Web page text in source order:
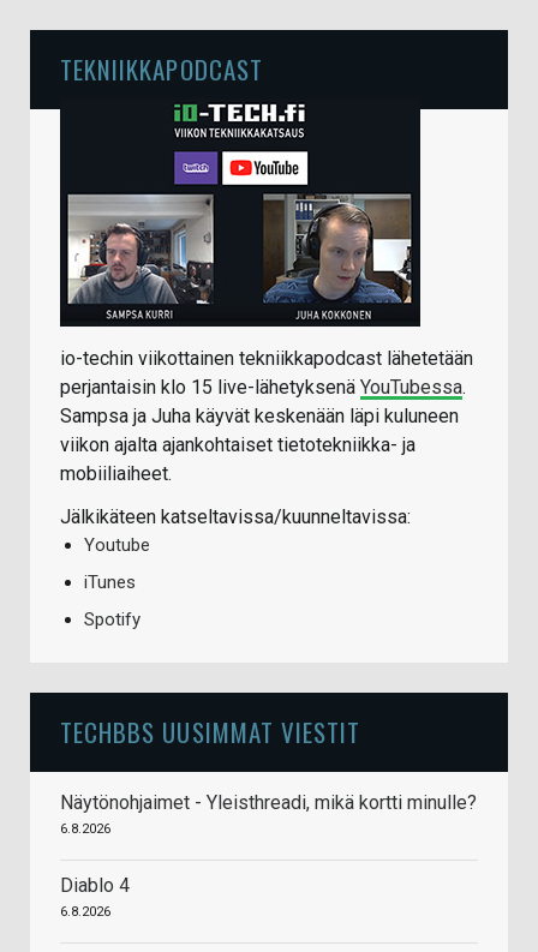
TEKNIIKKAPODCAST
io-techin viikottainen tekniikkapodcast lähetetään
perjantaisin klo 15 live-lähetyksenä YouTubessa.
Sampsa ja Juha käyvät keskenään läpi kuluneen
viikon ajalta ajankohtaiset tietotekniikka- ja
mobiiliaiheet.
Jälkikäteen katseltavissa/kuunneltavissa:
Youtube
iTunes
Spotify
TECHBBS UUSIMMAT VIESTIT
Näytönohjaimet - Yleisthreadi, mikä kortti minulle?
6.8.2026
Diablo 4
6.8.2026